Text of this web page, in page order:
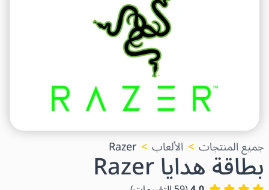
جميع المنتجات الألعاب Razer بطاقة هدايا Razer